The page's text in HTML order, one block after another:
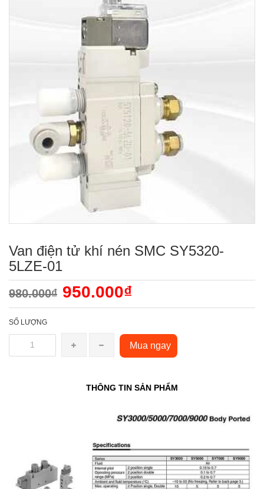
Van điện tử khí nén SMC SY5320-
5LZE-01
980.000₫ 950.000₫
SỐ LƯỢNG
Mua ngay
THÔNG TIN SẢN PHẨM